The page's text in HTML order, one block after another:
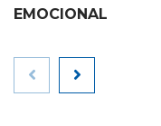
EMOCIONAL